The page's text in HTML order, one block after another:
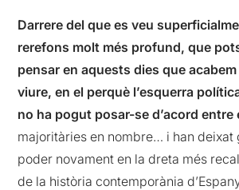
Darrere del que es veu
rerefons molt més profund, que
pensar en aquests dies que
viure, en el perquè l’esquerra
no ha pogut posar-se d’acord entre
majoritàries en nombre… i han deixat
poder novament en la dreta més
de la història contemporània